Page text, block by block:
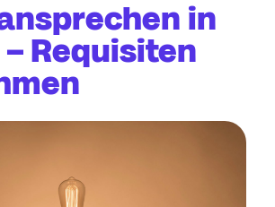
in
– Requisiten